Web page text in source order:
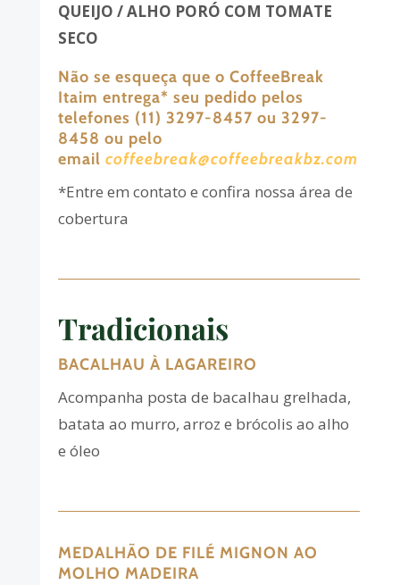
QUEIJO / ALHO PORÓ COM TOMATE
SECO
Não se esqueça que o CoffeeBreak
Itaim entrega* seu pedido pelos
telefones (11) 3297-8457 ou 3297-
8458 ou pelo
email coffeebreak@coffeebreakbz.com
*Entre em contato e confira nossa área de
cobertura
Tradicionais
BACALHAU À LAGAREIRO
Acompanha posta de bacalhau grelhada,
batata ao murro, arroz e brócolis ao alho
e óleo
MEDALHÃO DE FILÉ MIGNON AO
MOLHO MADEIRA